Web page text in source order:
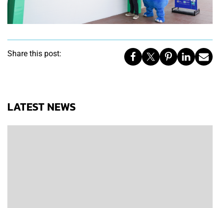
Share this post:
LATEST NEWS